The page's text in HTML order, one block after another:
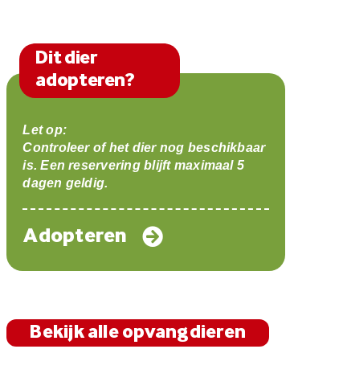
Dit dier
adopteren?
Let op:
Controleer of het dier nog beschikbaar
is. Een reservering blijft maximaal 5
dagen geldig.
Adopteren
Bekijk alle opvangdieren